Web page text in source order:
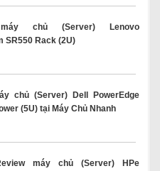
chủ (Server) Lenovo
SR550 Rack (2U)
chủ (Server) Dell PowerEdge
(5U) tại Máy Chủ Nhanh
máy chủ (Server) HPe